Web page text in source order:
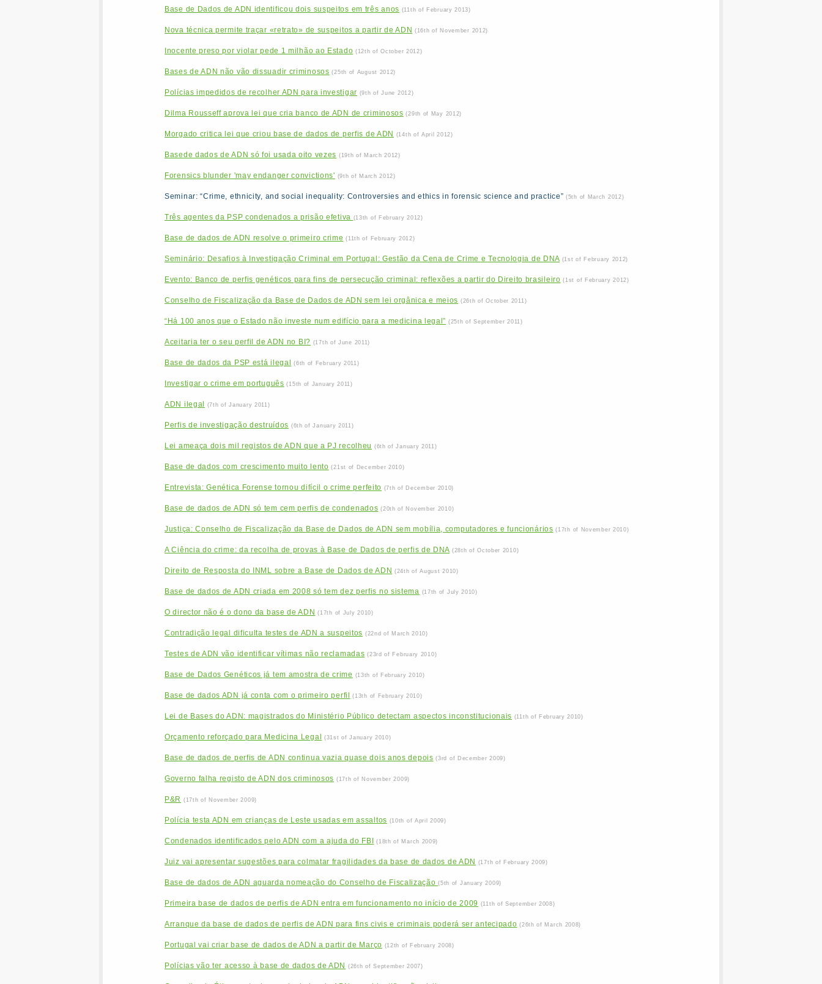
Base de Dados de ADN identificou dois suspeitos em três anos (11th of February 2013)
Nova técnica permite traçar «retrato» de suspeitos a partir de ADN (16th of November 2012)
Inocente preso por violar pede 1 milhão ao Estado (12th of October 2012)
Bases de ADN não vão dissuadir criminosos (25th of August 2012)
Polícias impedidos de recolher ADN para investigar (9th of June 2012)
Dilma Rousseff aprova lei que cria banco de ADN de criminosos (29th of May 2012)
Morgado critica lei que criou base de dados de perfis de ADN (14th of April 2012)
Basede dados de ADN só foi usada oito vezes (19th of March 2012)
Forensics blunder 'may endanger convictions' (9th of March 2012)
Seminar: “Crime, ethnicity, and social inequality: Controversies and ethics in forensic science and practice” (5th of March 2012)
Três agentes da PSP condenados a prisão efetiva (13th of February 2012)
Base de dados de ADN resolve o primeiro crime (11th of February 2012)
Seminário: Desafios à Investigação Criminal em Portugal: Gestão da Cena de Crime e Tecnologia de DNA (1st of February 2012)
Evento: Banco de perfis genéticos para fins de persecução criminal: reflexões a partir do Direito brasileiro (1st of February 2012)
Conselho de Fiscalização da Base de Dados de ADN sem lei orgânica e meios (26th of October 2011)
“Há 100 anos que o Estado não investe num edifício para a medicina legal” (25th of September 2011)
Aceitaria ter o seu perfil de ADN no BI? (17th of June 2011)
Base de dados da PSP está ilegal (6th of February 2011)
Investigar o crime em português (15th of January 2011)
ADN ilegal (7th of January 2011)
Perfis de investigação destruídos (6th of January 2011)
Lei ameaça dois mil registos de ADN que a PJ recolheu (6th of January 2011)
Base de dados com crescimento muito lento (21st of December 2010)
Entrevista: Genética Forense tornou difícil o crime perfeito (7th of December 2010)
Base de dados de ADN só tem cem perfis de condenados (20th of November 2010)
Justiça: Conselho de Fiscalização da Base de Dados de ADN sem mobília, computadores e funcionários (17th of November 2010)
A Ciência do crime: da recolha de provas à Base de Dados de perfis de DNA (28th of October 2010)
Direito de Resposta do INML sobre a Base de Dados de ADN (24th of August 2010)
Base de dados de ADN criada em 2008 só tem dez perfis no sistema (17th of July 2010)
O director não é o dono da base de ADN (17th of July 2010)
Contradição legal dificulta testes de ADN a suspeitos (22nd of March 2010)
Testes de ADN vão identificar vítimas não reclamadas (23rd of February 2010)
Base de Dados Genéticos já tem amostra de crime (13th of February 2010)
Base de dados ADN já conta com o primeiro perfil (13th of February 2010)
Lei de Bases do ADN: magistrados do Ministério Público detectam aspectos inconstitucionais (11th of February 2010)
Orçamento reforçado para Medicina Legal (31st of January 2010)
Base de dados de perfis de ADN continua vazia quase dois anos depois (3rd of December 2009)
Governo falha registo de ADN dos criminosos (17th of November 2009)
P&R (17th of November 2009)
Polícia testa ADN em crianças de Leste usadas em assaltos (10th of April 2009)
Condenados identificados pelo ADN com a ajuda do FBI (18th of March 2009)
Juiz vai apresentar sugestões para colmatar fragilidades da base de dados de ADN (17th of February 2009)
Base de dados de ADN aguarda nomeação do Conselho de Fiscalização(5th of January 2009)
Primeira base de dados de perfis de ADN entra em funcionamento no início de 2009 (11th of September 2008)
Arranque da base de dados de perfis de ADN para fins civis e criminais poderá ser antecipado (26th of March 2008)
Portugal vai criar base de dados de ADN a partir de Março (12th of February 2008)
Polícias vão ter acesso à base de dados de ADN (26th of September 2007)